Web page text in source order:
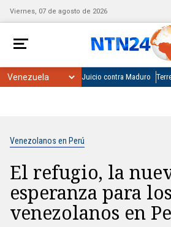
Viernes, 07 de agosto de 2026
Juicio contra Maduro
Venezolanos en Perú
El refugio, la
esperanza para los
venezolanos en